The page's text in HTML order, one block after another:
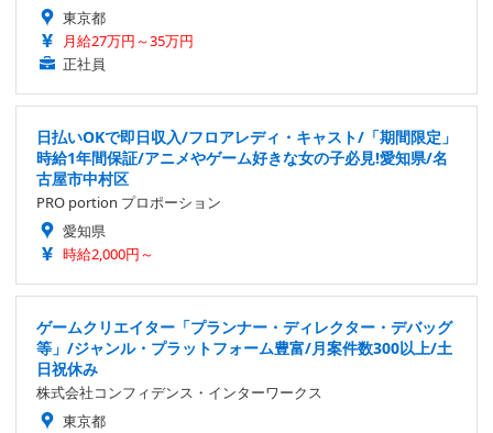
東京都
月給27万円～35万円
正社員
日払いOKで即日収入/フロアレディ・キャスト/「期間限定」
時給1年間保証/アニメやゲーム好きな女の子必見!愛知県/名
古屋市中村区
PRO portion プロポーション
愛知県
時給2,000円～
ゲームクリエイター「プランナー・ディレクター・デバッグ
等」/ジャンル・プラットフォーム豊富/月案件数300以上/土
日祝休み
株式会社コンフィデンス・インターワークス
東京都